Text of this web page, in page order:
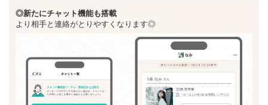
◎新たにチャット機能も搭載
より相手と連絡がとりやすくなります◎